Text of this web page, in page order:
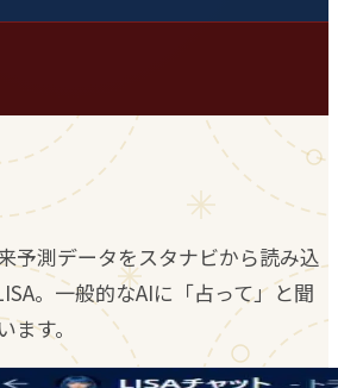
予測データをスタナビから読み込
。一般的なAIに「占って」と聞
す。